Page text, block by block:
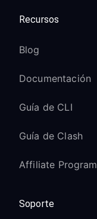
Recursos
Blog
Documentación
Guía de CLI
Guía de Clash
Affiliate Program
Soporte